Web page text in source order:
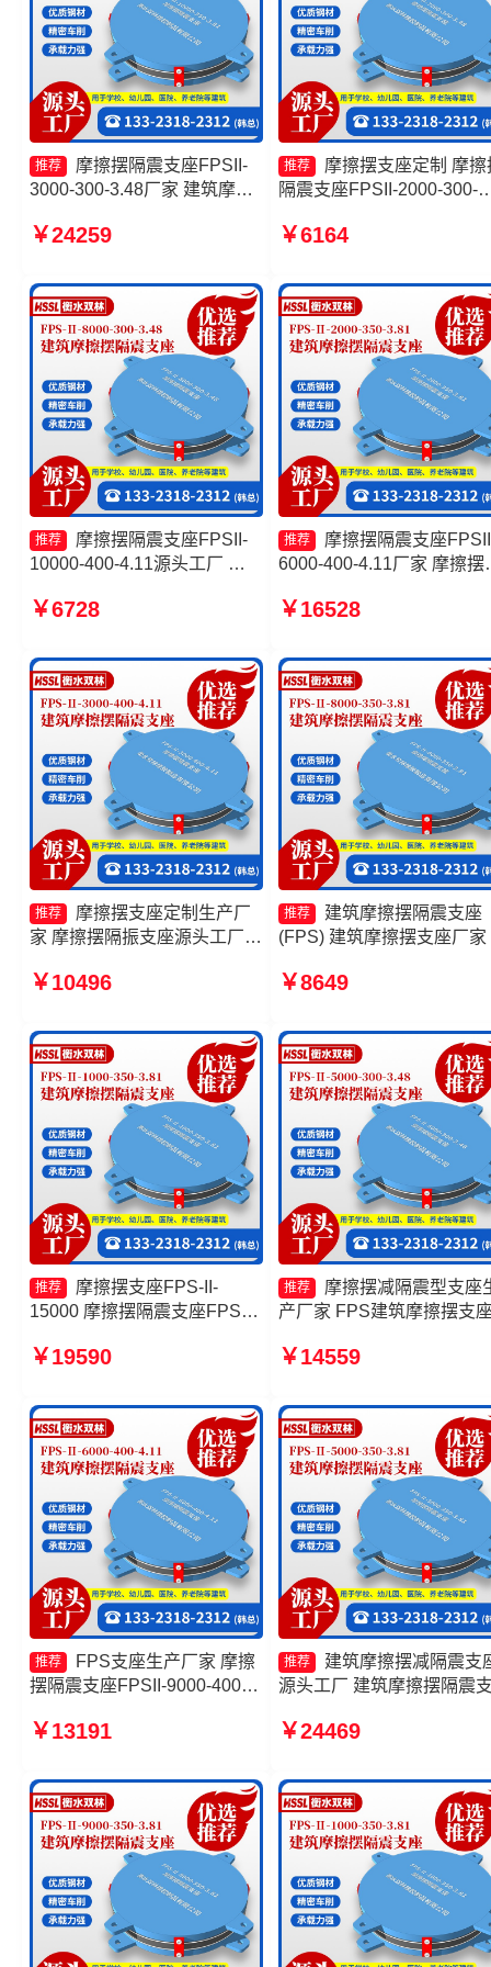
推荐
摩擦摆隔震支座FPSII-
3000-300-3.48厂家 建筑摩擦
FPSII-9000-300-3.48源头工
5000-350-3.81生产厂家
￥24259
推荐
摩擦摆支座定制 摩擦
隔震支座FPSII-2000-300-
建筑摩擦摆隔震支座(FPS)
￥6164
推荐
摩擦摆隔震支座FPSII-
10000-400-4.11源头工厂 建
擦摆隔震支座FPSII-4000-
摩擦摆支座
￥6728
推荐
摩擦摆隔震支座
6000-400-4.11厂家 摩擦摆
FPSII-4000-400-4.11 摩擦
3.81生产厂家
￥16528
推荐
摩擦摆支座定制生产厂
家 摩擦摆隔振支座源头工厂
座FPSII-4000-400-4.11生产
￥10496
推荐
建筑摩擦摆隔震支座
(FPS) 建筑摩擦摆支座厂家
摩擦摆隔振支座厂家
￥8649
推荐
摩擦摆支座FPS-II-
15000 摩擦摆隔震支座FPSII-
摆减隔震支座厂家 摩擦摆建筑
￥19590
推荐
摩擦摆减隔震型支座
产厂家 FPS建筑摩擦摆支
摩擦摆隔震支座FPSII-
￥14559
推荐
FPS支座生产厂家 摩擦
摆隔震支座FPSII-9000-400-
FPSII-5000-300-3.48 建筑摩
￥13191
推荐
建筑摩擦摆减隔震支
源头工厂 建筑摩擦摆隔震
FPSII-5000-300-3.48 摩擦
￥24469